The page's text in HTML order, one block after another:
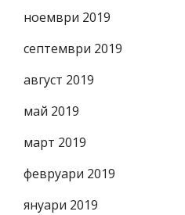
ноември 2019
септември 2019
август 2019
май 2019
март 2019
февруари 2019
януари 2019